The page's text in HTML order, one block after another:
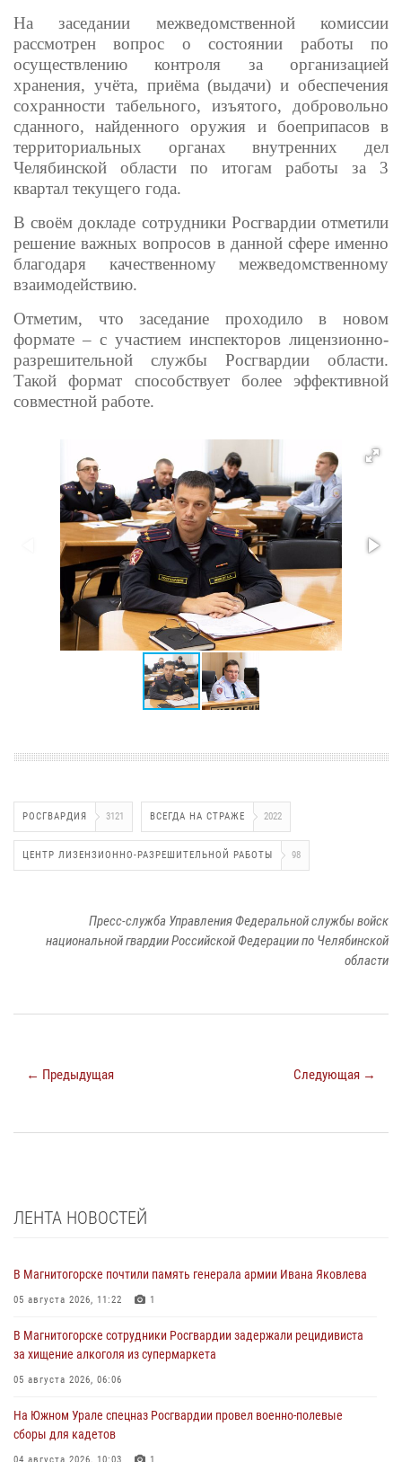
На заседании межведомственной комиссии
рассмотрен вопрос о состоянии работы по
осуществлению контроля за организацией
хранения, учёта, приёма (выдачи) и обеспечения
сохранности табельного, изъятого, добровольно
сданного, найденного оружия и боеприпасов в
территориальных органах внутренних дел
Челябинской области по итогам работы за 3
квартал текущего года.
В своём докладе сотрудники Росгвардии отметили
решение важных вопросов в данной сфере именно
благодаря качественному межведомственному
взаимодействию.
Отметим, что заседание проходило в новом
формате – с участием инспекторов лицензионно-
разрешительной службы Росгвардии области.
Такой формат способствует более эффективной
совместной работе.
РОСГВАРДИЯ 3121 ВСЕГДА НА СТРАЖЕ 2022
ЦЕНТР ЛИЗЕНЗИОННО-РАЗРЕШИТЕЛЬНОЙ РАБОТЫ 98
Пресс-служба Управления Федеральной службы войск
национальной гвардии Российской Федерации по Челябинской
области
← Предыдущая Следующая →
ЛЕНТА НОВОСТЕЙ
В Магнитогорске почтили память генерала армии Ивана Яковлева
05 августа 2026, 11:22 1
В Магнитогорске сотрудники Росгвардии задержали рецидивиста
за хищение алкоголя из супермаркета
05 августа 2026, 06:06
На Южном Урале спецназ Росгвардии провел военно-полевые
сборы для кадетов